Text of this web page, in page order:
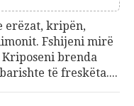
erëzat, kripën,
Fshijeni mirë
brenda
të freskëta....